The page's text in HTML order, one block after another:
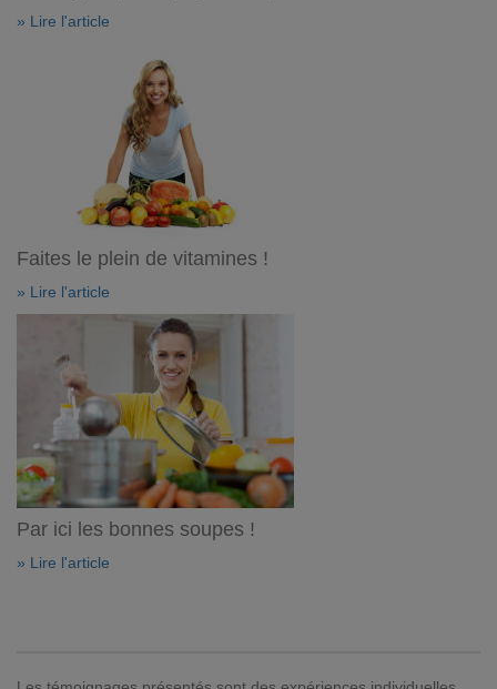
» Lire l'article
Faites le plein de vitamines !
» Lire l'article
Par ici les bonnes soupes !
» Lire l'article